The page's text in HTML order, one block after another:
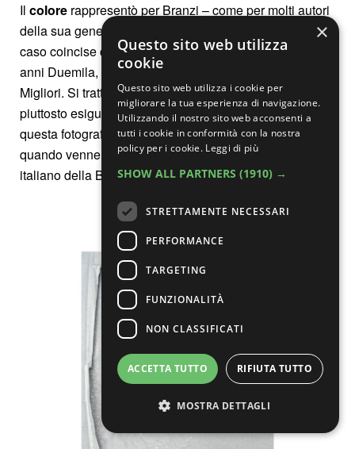
Il colore rappresentò per Branzi – come per molti autori
della sua generazione – una
, che nel suo
caso coincise con il passaggio al digitale intorno agli
anni Duemila, anche grazie agli stimoli dell’amico Nino
Migliori. Si tratta in ogni caso di una produzione
piuttosto esigua che in mostra è rappresentata da
questa fotografia del 2008 che Branzi scelse di esporre
quando venne invitato a partecipare al Padiglione
italiano della Biennale di Venezia del 2011.
×
Questo sito web utilizza
cookie
Questo sito web utilizza i cookie per
migliorare la tua esperienza di navigazione.
Utilizzando il nostro sito web acconsenti a
tutti i cookie in conformità con la nostra
policy per i cookie. Leggi di più
SHOW ALL PARTNERS (1910) →
STRETTAMENTE NECESSARI
PERFORMANCE
TARGETING
FUNZIONALITÀ
NON CLASSIFICATI
ACCETTA TUTTO RIFIUTA TUTTO
MOSTRA DETTAGLI